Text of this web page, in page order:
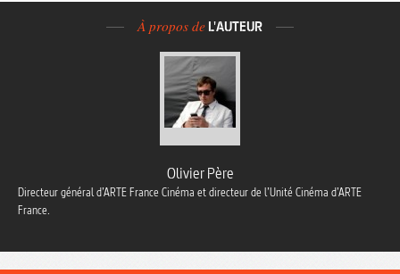
À propos de L'AUTEUR
Olivier Père
Directeur général d’ARTE France Cinéma et directeur de l’Unité Cinéma d’ARTE
France.